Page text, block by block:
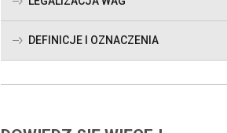
DEFINICJE I OZNACZENIA